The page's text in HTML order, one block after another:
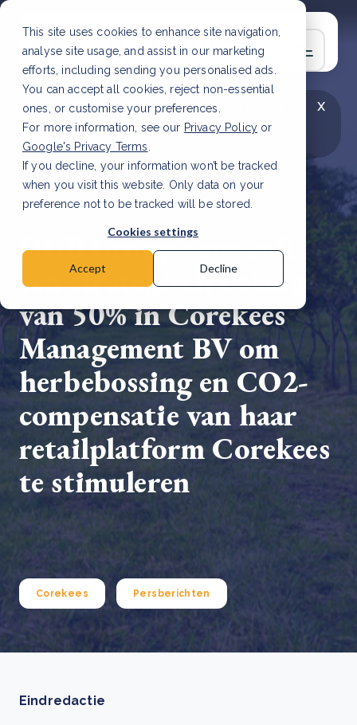
This site uses cookies to enhance site navigation,
analyse site usage, and assist in our marketing
efforts, including sending you personalised ads.
You can accept all cookies, reject non-essential
ones, or customise your preferences.
For more information, see our Privacy Policy or
Google's Privacy Terms
If you decline, your information won’t be tracked
when you visit this website. Only data on your
preference not to be tracked will be stored.
Cookies settings
Accept Decline
x
LAATSTE ARTIKEL
CSRD en uw positie als
leverancier: wat verandert er in 2026?Lees
artikel
DGB Group verwerft
een strategisch belang
van 50% in Corekees
Management BV om
herbebossing en CO2-
compensatie van haar
retailplatform Corekees
te stimuleren
Corekees Persberichten
Eindredactie